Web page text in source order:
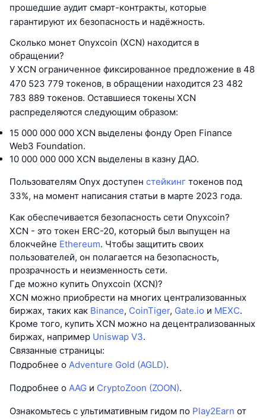
прошедшие аудит смарт-контракты, которые
гарантируют их безопасность и надёжность.
Сколько монет Onyxcoin (XCN) находится в
обращении?
У XCN ограниченное фиксированное предложение в 48
470 523 779 токенов, в обращении находится 23 482
783 889 токенов. Оставшиеся токены XCN
распределяются следующим образом:
15 000 000 000 XCN выделены фонду Open Finance
Web3 Foundation.
10 000 000 000 XCN выделены в казну ДАО.
Пользователям Onyx доступен стейкинг токенов под
33%, на момент написания статьи в марте 2023 года.
Как обеспечивается безопасность сети Onyxcoin?
XCN - это токен ERC-20, который был выпущен на
блокчейне Ethereum. Чтобы защитить своих
пользователей, он полагается на безопасность,
прозрачность и неизменность сети.
Где можно купить Onyxcoin (XCN)?
XCN можно приобрести на многих централизованных
биржах, таких как Binance, CoinTiger, Gate.io и MEXC.
Кроме того, купить XCN можно на децентрализованных
биржах, например Uniswap V3.
Связанные страницы:
Подробнее о Adventure Gold (AGLD).
Подробнее о AAG и CryptoZoon (ZOON).
Ознакомьтесь с ультимативным гидом по Play2Earn от